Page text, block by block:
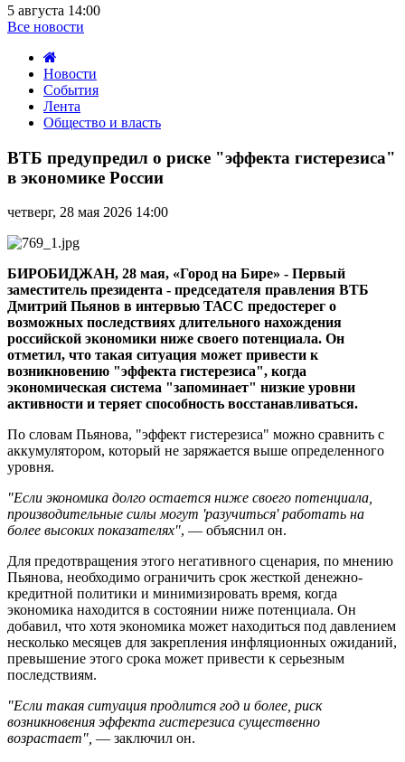
5 августа 14:00
Все новости
Новости
События
Лента
Общество и власть
предупредил
риске
гистерезиса"
экономике
России
ВТБ предупредил о риске "эффекта гистерезиса"
в экономике России
четверг, 28 мая 2026 14:00
БИРОБИДЖАН, 28 мая, «Город на Бире» - Первый
заместитель президента - председателя правления ВТБ
Дмитрий Пьянов в интервью ТАСС предостерег о
возможных последствиях длительного нахождения
российской экономики ниже своего потенциала. Он
отметил, что такая ситуация может привести к
возникновению "эффекта гистерезиса", когда
экономическая система "запоминает" низкие уровни
активности и теряет способность восстанавливаться.
По словам Пьянова, "эффект гистерезиса" можно сравнить с
аккумулятором, который не заряжается выше определенного
уровня.
"Если экономика долго остается ниже своего потенциала,
производительные силы могут 'разучиться' работать на
более высоких показателях", — объяснил он.
Для предотвращения этого негативного сценария, по мнению
Пьянова, необходимо ограничить срок жесткой денежно-
кредитной политики и минимизировать время, когда
экономика находится в состоянии ниже потенциала. Он
добавил, что хотя экономика может находиться под давлением
несколько месяцев для закрепления инфляционных ожиданий,
превышение этого срока может привести к серьезным
последствиям.
"Если такая ситуация продлится год и более, риск
возникновения эффекта гистерезиса существенно
возрастает", — заключил он.